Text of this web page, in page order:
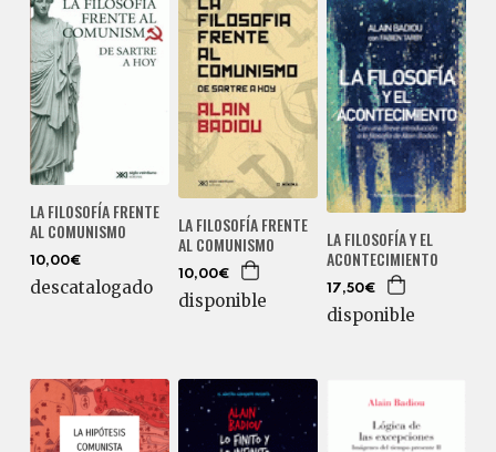
LA FILOSOFÍA FRENTE
AL COMUNISMO
10,00€
descatalogado
LA FILOSOFÍA FRENTE
AL COMUNISMO
10,00€
disponible
LA FILOSOFÍA Y EL
ACONTECIMIENTO
17,50€
disponible